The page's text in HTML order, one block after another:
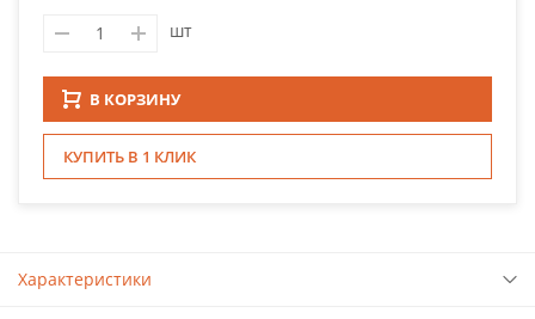
шт
В КОРЗИНУ
КУПИТЬ В 1 КЛИК
Характеристики